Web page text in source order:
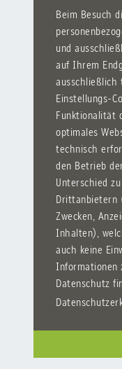
Beim Besuch
und
auf Ihrem
ausschließlich
Einstellungs-
Funktionalität
optimales
technisch
den Betrieb
Unterschied
Drittanbietern
Zwecken,
Inhalten),
auch keine
Informationen
Datenschutz